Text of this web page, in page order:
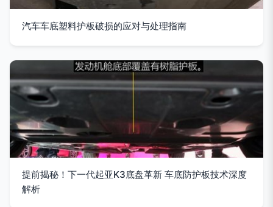
汽车车底塑料护板破损的应对与处理指南
提前揭秘！下一代起亚K3底盘革新 车底防护板技术深度
解析